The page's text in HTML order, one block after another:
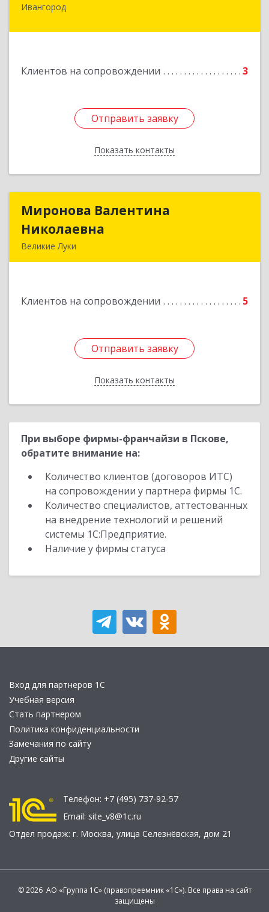
Ивангород
Клиентов на сопровождении 3
Отправить заявку
Показать контакты
Отправить заявку
Назад
Миронова Валентина
Николаевна
Великие Луки
Клиентов на сопровождении 5
Отправить заявку
Показать контакты
Миронова Валентина
Отправить заявку
Назад
При выборе фирмы-франчайзи в Пскове,
обратите внимание на:
Количество клиентов (договоров ИТС)
на сопровождении у партнера фирмы 1С.
Количество специалистов, аттестованных
на внедрение технологий и решений
системы 1С:Предприятие.
Наличие у фирмы статуса
Вход для партнеров 1С
Учебная версия
Стать партнером
Политика конфиденциальности
Замечания по сайту
Другие сайты
Телефон: +7 (495) 737-92-57
Email: site_v8@1c.ru
Отдел продаж: г. Москва, улица Селезнёвская, дом 21
© 2026 АО «Группа 1С» (правопреемник «1С»). Все права на сайт
защищены